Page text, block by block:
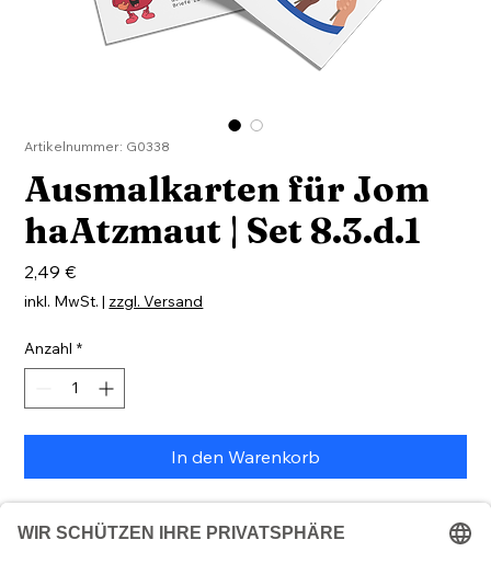
Artikelnummer: G0338
Ausmalkarten für Jom
haAtzmaut | Set 8.3.d.1
2,49 €Preis
inkl. MwSt. | zzgl. Versand
Anzahl *
In den Warenkorb
4 Ausmal-Postkarten für Jom haAtzmaut, Linien auf
der Rückseite zum Beschreiben